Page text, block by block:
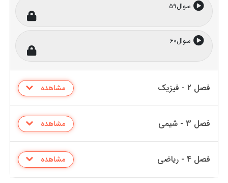
سوال59
سوال60
فصل 2 - فیزیک مشاهده
فصل 3 - شیمی مشاهده
فصل 4 - ریاضی مشاهده